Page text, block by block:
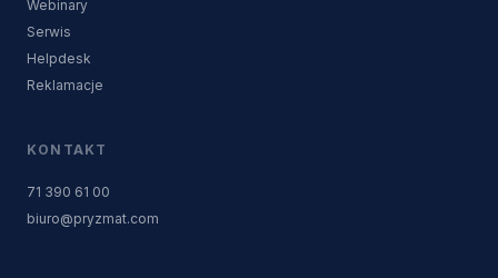
Webinary
Serwis
Helpdesk
Reklamacje
KONTAKT
71 390 61 00
biuro@pryzmat.com